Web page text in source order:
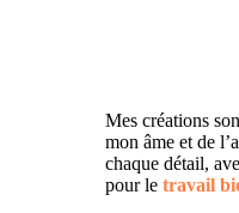
Mes créations
mon âme et de
chaque détail,
pour le travail